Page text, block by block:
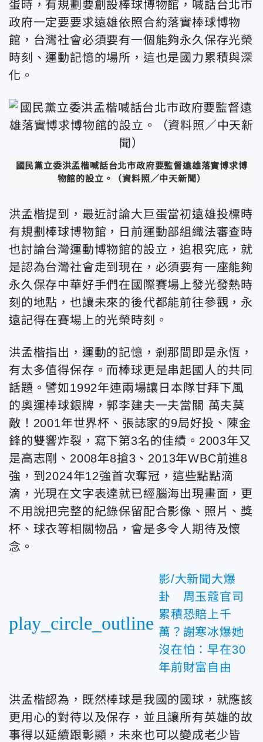
蛋時，有規劃要創設棒球博物館，喊話台北市
政府一定要要求遠雄依照合約落實棒球博物
館，台灣社會必須要有一個能夠永久保存光榮
時刻、運動記憶的場所，這也是國力累積與深
化。
國民黨立委洪孟楷喊話台北市政府要監督遠雄落實博求博
物館的設立。（資料照／中天新聞）
洪孟楷提到，最近討論大巨蛋當初遠雄投標時
有規劃棒球博物館，日前運動部組織法審查時
也討論台灣運動博物館的設立，追根究底，就
是認為台灣社會走到現在，必須要有一座能夠
永久保存中華好手們在國際賽場上發光發熱時
刻的地點，也讓未來的後代都能前往參觀，永
遠記得在賽場上的光榮時刻。
洪孟楷指出，運動的記憶，剎那間即是永恆，
有太多值得保存。而棒球更是串起國人的共同
話題。譬如1992年連兩場讓日本隊甘拜下風
的奧運棒球銀牌，郭李建夫一夫當關 萬夫莫
敵！2001年世界杯、張誌家的9局好投、陳金
鋒的雙響炸裂，寫下第3名的佳績。2003年又
是高志剛、2008年8搶3、2013年WBC前進8
強，到2024年12強首次奪冠，這些點點滴
滴，光現在文字表達就已經腦海出現畫面，更
不用說把完整的紀錄保留配合影像、照片、獎
杯、球衣等相關物品，會是多令人期待及懷
念。
play_circle_outline
影/大新聞大爆
卦 周玉蔻官司
累積恐賠上千
萬？謝寒冰爆她
沒在怕：早在30
年前財富自由
洪孟楷認為，既然棒球是我國的國球，就應該
更用心的對待以及保存，並且讓所有英雄的故
事得以延續跟彰顯，未來也可以變成老少皆